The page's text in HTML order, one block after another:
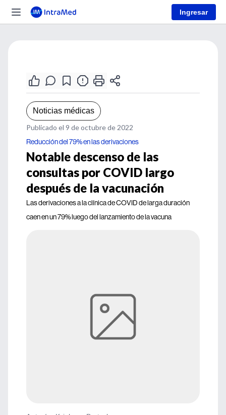
Ingresar
Noticias médicas
Publicado el 9 de octubre de 2022
Reducción del 79% en las derivaciones
Notable descenso de las
consultas por COVID largo
después de la vacunación
Las derivaciones a la clínica de COVID de larga duración
caen en un 79% luego del lanzamiento de la vacuna